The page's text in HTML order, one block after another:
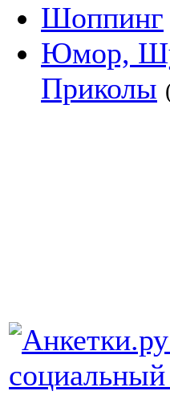
Шоппинг
Юмор,
Приколы